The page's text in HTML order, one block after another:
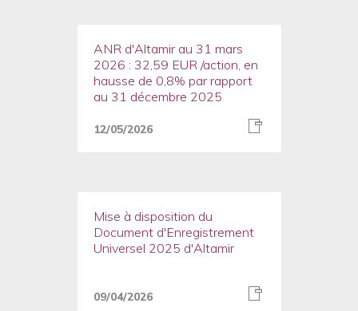
ANR d'Altamir au 31 mars
2026 : 32,59 EUR /action, en
hausse de 0,8% par rapport
au 31 décembre 2025
12/05/2026
Mise à disposition du
Document d'Enregistrement
Universel 2025 d'Altamir
09/04/2026